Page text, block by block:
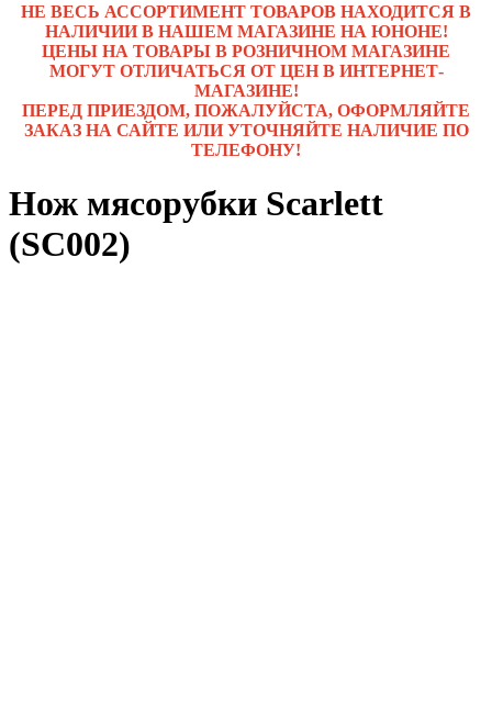
НЕ ВЕСЬ АССОРТИМЕНТ ТОВАРОВ НАХОДИТСЯ В
НАЛИЧИИ В НАШЕМ МАГАЗИНЕ НА ЮНОНЕ!
ЦЕНЫ НА ТОВАРЫ В РОЗНИЧНОМ МАГАЗИНЕ
МОГУТ ОТЛИЧАТЬСЯ ОТ ЦЕН В ИНТЕРНЕТ-
МАГАЗИНЕ!
ПЕРЕД ПРИЕЗДОМ, ПОЖАЛУЙСТА, ОФОРМЛЯЙТЕ
ЗАКАЗ НА САЙТЕ ИЛИ УТОЧНЯЙТЕ НАЛИЧИЕ ПО
ТЕЛЕФОНУ!
Нож мясорубки Scarlett
(SC002)